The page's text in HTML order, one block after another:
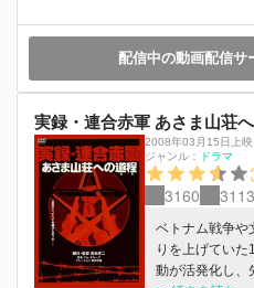
配信中の動画配信サ
実録・連合赤軍 あさま山荘へ
2008年03月15日上映
ジャンル：
ドラマ
3160 3113
ベトナム戦争や
りを上げてい
動が活発化し、